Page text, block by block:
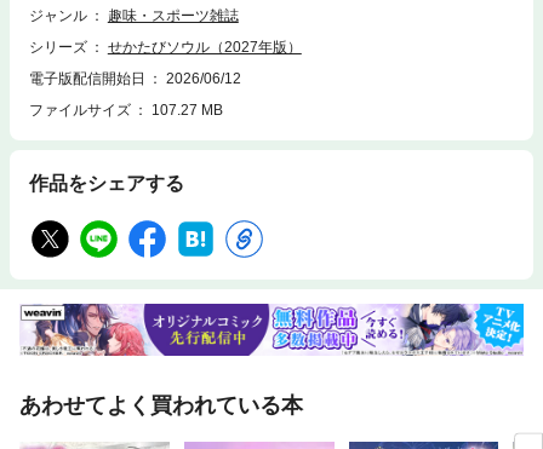
組み合わせできるカスタムコースが8種類！■おいしいもの豊富なジャンル
ごはん>ピビンパッ<麺>グクス冷麺<鍋>スンドゥブ・タッカンマリ・クッ
パetc...<海鮮>カンジャンケジャン・へムルタンetc...ほか韓定食、屋台食べ
歩き情報も！■カフェタイムホットなカフェエリアへGO！ピンス／アート
なスイーツ／韓屋カフェ／フォト映えカフェetc... ■エンタメ行っておきた
るコスメをゲット！5大コスメブランド／明洞コスメショップ／手作り＆
ぶ・体験する韓服体験／ロッテワールドタワーetc...■夜あそび夜景／ナイ
トショッピング／バー／テーマ居酒屋etc...■リラックス汗蒸幕／韓国エス
の電子書籍は2026年6月にJTBパブリッシングから発行された図書を画像
化したものです。電子書籍化にあたり、一部内容を変更している場合があ
ります
ジャンル
趣味・スポーツ雑誌
シリーズ
せかたびソウル（2027年版）
電子版配信開始日
2026/06/12
ファイルサイズ
107.27 MB
作品をシェアする
あわせてよく買われている本